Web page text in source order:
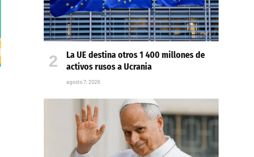
La UE destina otros 1 400 millones de
activos rusos a Ucrania
agosto 7, 2026